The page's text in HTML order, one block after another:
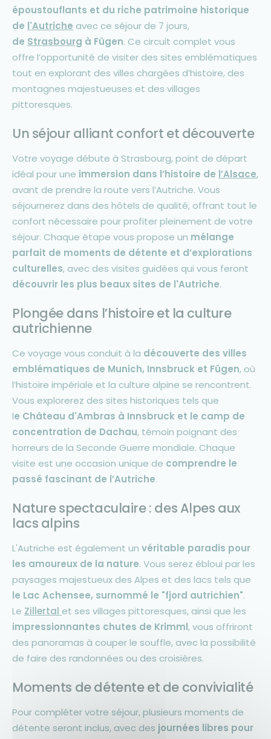
époustouflants et du riche patrimoine historique
de l'Autriche avec ce séjour de 7 jours,
de Strasbourg à Fügen. Ce circuit complet vous
offre l’opportunité de visiter des sites emblématiques
tout en explorant des villes chargées d’histoire, des
montagnes majestueuses et des villages
pittoresques.
Un séjour alliant confort et découverte
Votre voyage débute à Strasbourg, point de départ
idéal pour une immersion dans l’histoire de l’Alsace,
avant de prendre la route vers l’Autriche. Vous
séjournerez dans des hôtels de qualité, offrant tout le
confort nécessaire pour profiter pleinement de votre
séjour. Chaque étape vous propose un mélange
parfait de moments de détente et d’explorations
culturelles, avec des visites guidées qui vous feront
découvrir les plus beaux sites de l'Autriche.
Plongée dans l’histoire et la culture
autrichienne
Ce voyage vous conduit à la découverte des villes
emblématiques de Munich, Innsbruck et Fügen, où
l’histoire impériale et la culture alpine se rencontrent.
Vous explorerez des sites historiques tels que
le Château d'Ambras à Innsbruck et le camp de
concentration de Dachau, témoin poignant des
horreurs de la Seconde Guerre mondiale. Chaque
visite est une occasion unique de comprendre le
passé fascinant de l’Autriche.
Nature spectaculaire : des Alpes aux
lacs alpins
L'Autriche est également un véritable paradis pour
les amoureux de la nature. Vous serez ébloui par les
paysages majestueux des Alpes et des lacs tels que
le Lac Achensee, surnommé le "fjord autrichien".
Le Zillertal et ses villages pittoresques, ainsi que les
impressionnantes chutes de Krimml, vous offriront
des panoramas à couper le souffle, avec la possibilité
de faire des randonnées ou des croisières.
Moments de détente et de convivialité
Pour compléter votre séjour, plusieurs moments de
détente seront inclus, avec des journées libres pour